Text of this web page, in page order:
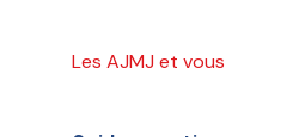
Les AJMJ et vous